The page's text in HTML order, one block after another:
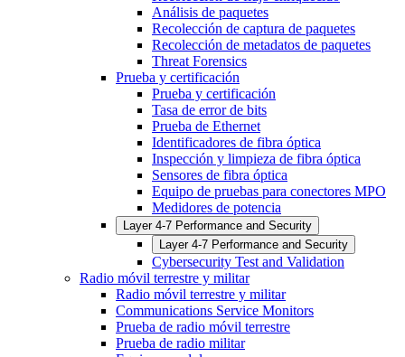
Análisis de paquetes
Recolección de captura de paquetes
Recolección de metadatos de paquetes
Threat Forensics
Prueba y certificación
Prueba y certificación
Tasa de error de bits
Prueba de Ethernet
Identificadores de fibra óptica
Inspección y limpieza de fibra óptica
Sensores de fibra óptica
Equipo de pruebas para conectores MPO
Medidores de potencia
Layer 4-7 Performance and Security
Layer 4-7 Performance and Security
Cybersecurity Test and Validation
Radio móvil terrestre y militar
Radio móvil terrestre y militar
Communications Service Monitors
Prueba de radio móvil terrestre
Prueba de radio militar